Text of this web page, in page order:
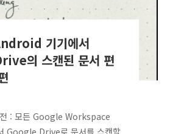
기기에서
의 스캔된 문서 편
: 모든 Google Workspace